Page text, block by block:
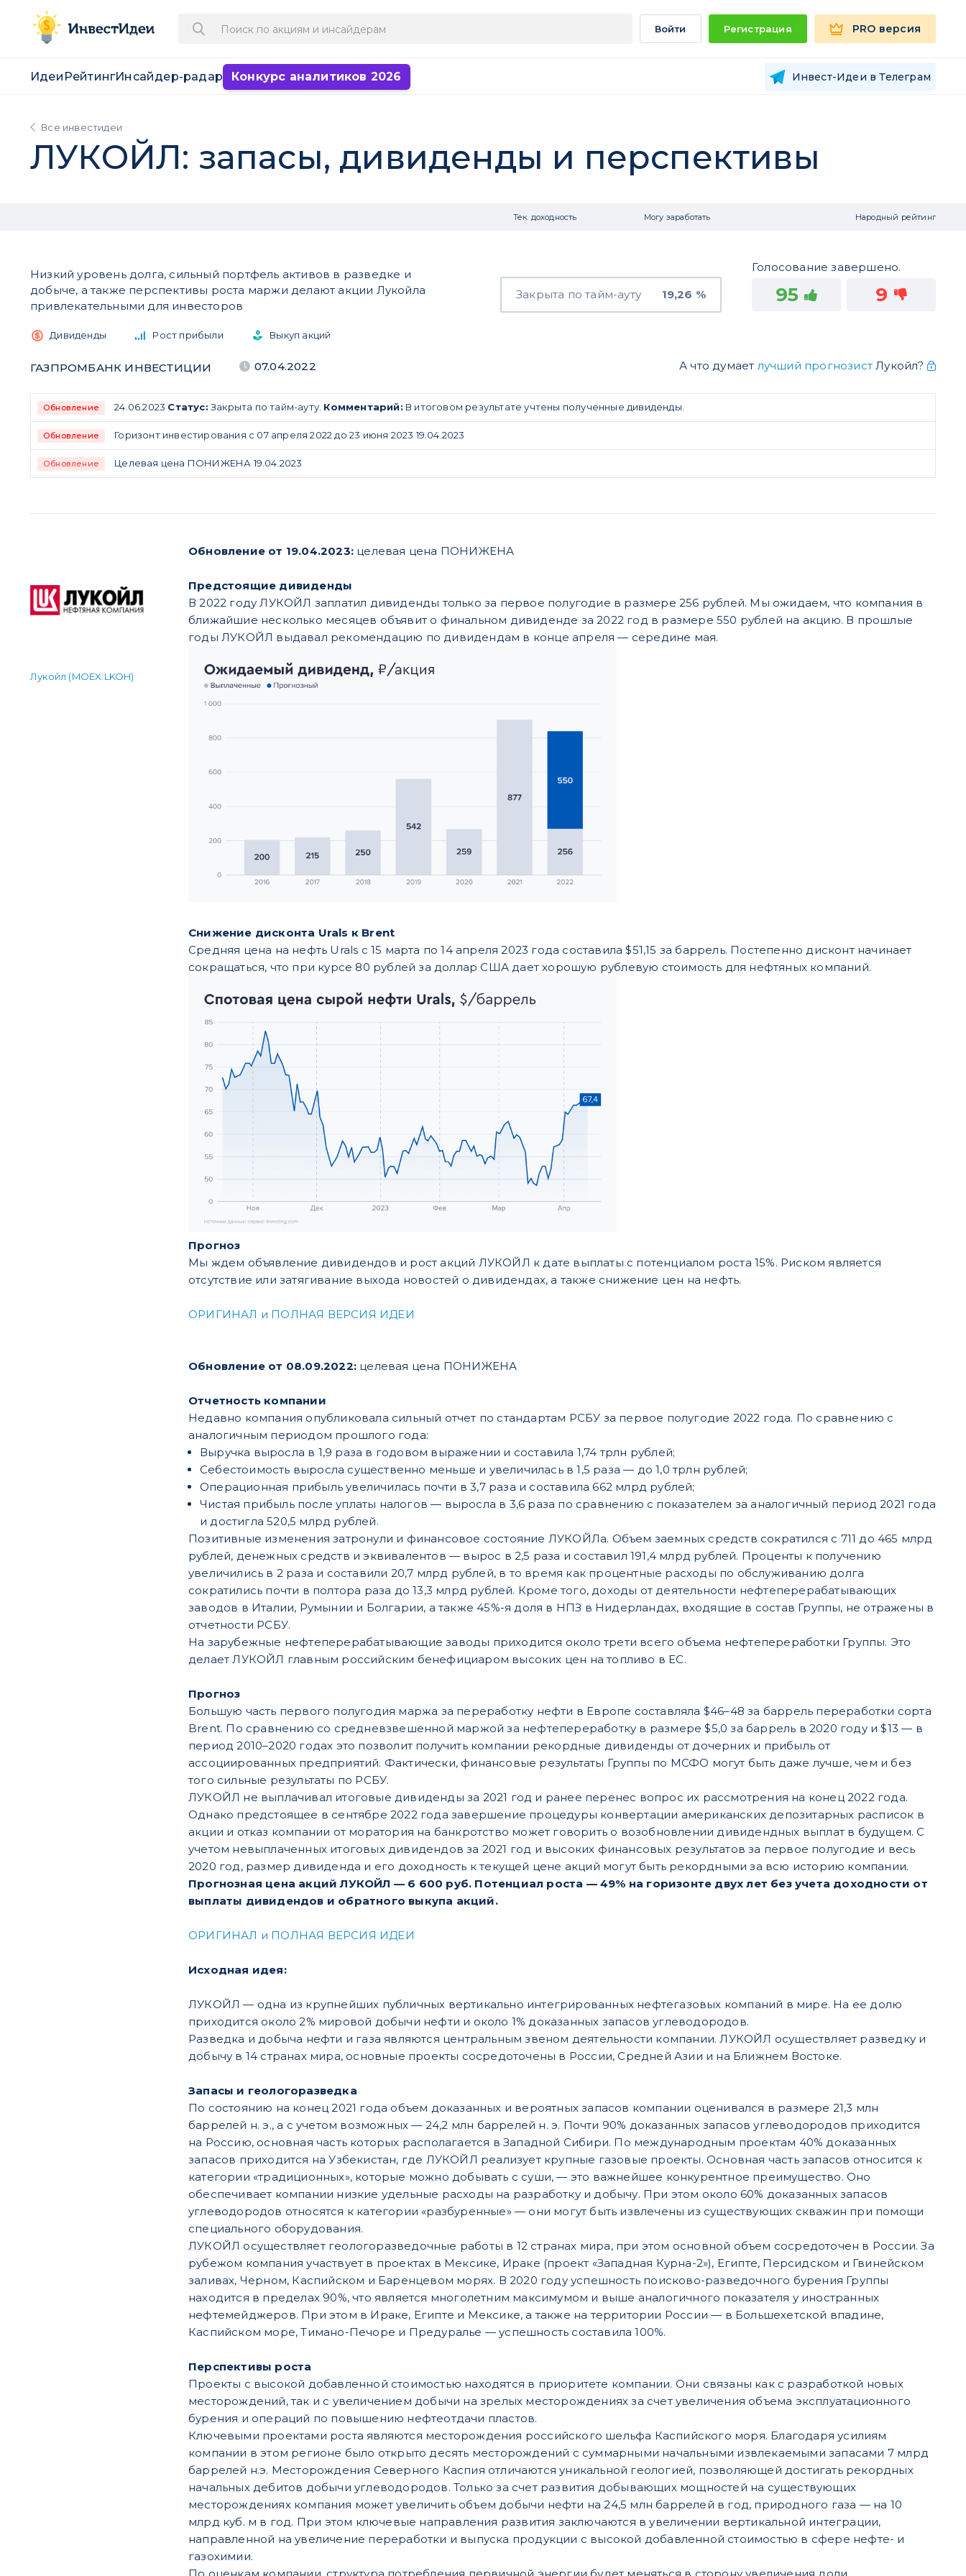
Войти Регистрация PRO версия
Идеи РейтингИнсайдер-радар Конкурс аналитиков 2026 Инвест-Идеи в Телеграм
Все инвестидеи
ЛУКОЙЛ: запасы, дивиденды и перспективы
Тек. доходность Могу заработать Народный рейтинг
Низкий уровень долга, сильный портфель активов в разведке и
добыче, а также перспективы роста маржи делают акции Лукойла
привлекательными для инвесторов
Закрыта по тайм-ауту 19,26 %
Голосование завершено.
95 9
Дивиденды Рост прибыли Выкуп акций
ГАЗПРОМБАНК ИНВЕСТИЦИИ 07.04.2022 А что думает лучший прогнозистЛукойл?
Обновление 24.06.2023 Статус: Закрыта по тайм-ауту. Комментарий: В итоговом результате учтены полученные дивиденды.
Обновление Горизонт инвестирования с 07 апреля 2022 до 23 июня 2023 19.04.2023
Обновление Целевая цена ПОНИЖЕНА 19.04.2023
Лукойл (MOEX:LKOH)
Обновление от 19.04.2023: целевая цена ПОНИЖЕНА
Предстоящие дивиденды
В 2022 году ЛУКОЙЛ заплатил дивиденды только за первое полугодие в размере 256 рублей. Мы ожидаем, что компания в
ближайшие несколько месяцев объявит о финальном дивиденде за 2022 год в размере 550 рублей на акцию. В прошлые
годы ЛУКОЙЛ выдавал рекомендацию по дивидендам в конце апреля — середине мая.
Снижение дисконта Urals к Brent
Средняя цена на нефть Urals с 15 марта по 14 апреля 2023 года составила $51,15 за баррель. Постепенно дисконт начинает
сокращаться, что при курсе 80 рублей за доллар США дает хорошую рублевую стоимость для нефтяных компаний.
Прогноз
Мы ждем объявление дивидендов и рост акций ЛУКОЙЛ к дате выплаты с потенциалом роста 15%. Риском является
отсутствие или затягивание выхода новостей о дивидендах, а также снижение цен на нефть.
ОРИГИНАЛ и ПОЛНАЯ ВЕРСИЯ ИДЕИ
Обновление от 08.09.2022: целевая цена ПОНИЖЕНА
Отчетность компании
Недавно компания опубликовала сильный отчет по стандартам РСБУ за первое полугодие 2022 года. По сравнению с
аналогичным периодом прошлого года:
Выручка выросла в 1,9 раза в годовом выражении и составила 1,74 трлн рублей;
Себестоимость выросла существенно меньше и увеличилась в 1,5 раза — до 1,0 трлн рублей;
Операционная прибыль увеличилась почти в 3,7 раза и составила 662 млрд рублей;
Чистая прибыль после уплаты налогов — выросла в 3,6 раза по сравнению с показателем за аналогичный период 2021 года
и достигла 520,5 млрд рублей.
Позитивные изменения затронули и финансовое состояние ЛУКОЙЛа. Объем заемных средств сократился с 711 до 465 млрд
рублей, денежных средств и эквивалентов — вырос в 2,5 раза и составил 191,4 млрд рублей. Проценты к получению
увеличились в 2 раза и составили 20,7 млрд рублей, в то время как процентные расходы по обслуживанию долга
сократились почти в полтора раза до 13,3 млрд рублей. Кроме того, доходы от деятельности нефтеперерабатывающих
заводов в Италии, Румынии и Болгарии, а также 45%-я доля в НПЗ в Нидерландах, входящие в состав Группы, не отражены в
отчетности РСБУ.
На зарубежные нефтеперерабатывающие заводы приходится около трети всего объема нефтепереработки Группы. Это
делает ЛУКОЙЛ главным российским бенефициаром высоких цен на топливо в ЕС.
Прогноз
Большую часть первого полугодия маржа за переработку нефти в Европе составляла $46–48 за баррель переработки сорта
Brent. По сравнению со средневзвешенной маржой за нефтепереработку в размере $5,0 за баррель в 2020 году и $13 — в
период 2010–2020 годах это позволит получить компании рекордные дивиденды от дочерних и прибыль от
ассоциированных предприятий. Фактически, финансовые результаты Группы по МСФО могут быть даже лучше, чем и без
того сильные результаты по РСБУ.
ЛУКОЙЛ не выплачивал итоговые дивиденды за 2021 год и ранее перенес вопрос их рассмотрения на конец 2022 года.
Однако предстоящее в сентябре 2022 года завершение процедуры конвертации американских депозитарных расписок в
акции и отказ компании от моратория на банкротство может говорить о возобновлении дивидендных выплат в будущем. С
учетом невыплаченных итоговых дивидендов за 2021 год и высоких финансовых результатов за первое полугодие и весь
2020 год, размер дивиденда и его доходность к текущей цене акций могут быть рекордными за всю историю компании.
Прогнозная цена акций ЛУКОЙЛ — 6 600 руб. Потенциал роста — 49% на горизонте двух лет без учета доходности от
выплаты дивидендов и обратного выкупа акций.
ОРИГИНАЛ и ПОЛНАЯ ВЕРСИЯ ИДЕИ
Исходная идея:
ЛУКОЙЛ — одна из крупнейших публичных вертикально интегрированных нефтегазовых компаний в мире. На ее долю
приходится около 2% мировой добычи нефти и около 1% доказанных запасов углеводородов.
Разведка и добыча нефти и газа являются центральным звеном деятельности компании. ЛУКОЙЛ осуществляет разведку и
добычу в 14 странах мира, основные проекты сосредоточены в России, Средней Азии и на Ближнем Востоке.
Запасы и геологоразведка
По состоянию на конец 2021 года объем доказанных и вероятных запасов компании оценивался в размере 21,3 млн
баррелей н. э., а с учетом возможных — 24,2 млн баррелей н. э. Почти 90% доказанных запасов углеводородов приходится
на Россию, основная часть которых располагается в Западной Сибири. По международным проектам 40% доказанных
запасов приходится на Узбекистан, где ЛУКОЙЛ реализует крупные газовые проекты. Основная часть запасов относится к
категории «традиционных», которые можно добывать с суши, — это важнейшее конкурентное преимущество. Оно
обеспечивает компании низкие удельные расходы на разработку и добычу. При этом около 60% доказанных запасов
углеводородов относятся к категории «разбуренные» — они могут быть извлечены из существующих скважин при помощи
специального оборудования.
ЛУКОЙЛ осуществляет геологоразведочные работы в 12 странах мира, при этом основной объем сосредоточен в России. За
рубежом компания участвует в проектах в Мексике, Ираке (проект «Западная Курна-2»), Египте, Персидском и Гвинейском
заливах, Черном, Каспийском и Баренцевом морях. В 2020 году успешность поисково-разведочного бурения Группы
находится в пределах 90%, что является многолетним максимумом и выше аналогичного показателя у иностранных
нефтемейджеров. При этом в Ираке, Египте и Мексике, а также на территории России — в Большехетской впадине,
Каспийском море, Тимано-Печоре и Предуралье — успешность составила 100%.
Перспективы роста
Проекты с высокой добавленной стоимостью находятся в приоритете компании. Они связаны как с разработкой новых
месторождений, так и с увеличением добычи на зрелых месторождениях за счет увеличения объема эксплуатационного
бурения и операций по повышению нефтеотдачи пластов.
Ключевыми проектами роста являются месторождения российского шельфа Каспийского моря. Благодаря усилиям
компании в этом регионе было открыто десять месторождений с суммарными начальными извлекаемыми запасами 7 млрд
баррелей н.э. Месторождения Северного Каспия отличаются уникальной геологией, позволяющей достигать рекордных
начальных дебитов добычи углеводородов. Только за счет развития добывающих мощностей на существующих
месторождениях компания может увеличить объем добычи нефти на 24,5 млн баррелей в год, природного газа — на 10
млрд куб. м в год. При этом ключевые направления развития заключаются в увеличении вертикальной интеграции,
направленной на увеличение переработки и выпуска продукции с высокой добавленной стоимостью в сфере нефте- и
газохимии.